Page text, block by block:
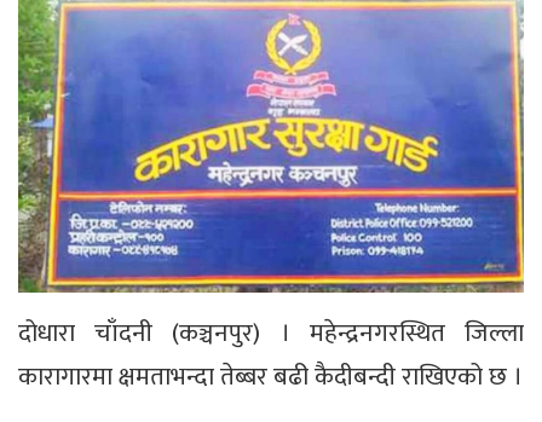
दोधारा चाँदनी (कञ्चनपुर) । महेन्द्रनगरस्थित जिल्ला
कारागारमा क्षमताभन्दा तेब्बर बढी कैदीबन्दी राखिएको छ ।